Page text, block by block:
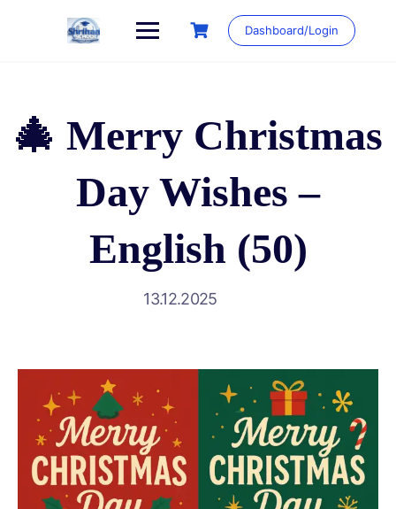
Dashboard/Login
🎄 Merry Christmas
Day Wishes –
English (50)
13.12.2025